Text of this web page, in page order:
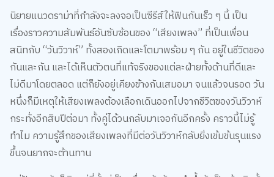
นิยายแนวดราม่าที่กำลังจะลงจอเป็นซีรีส์ให้ฟินกันเร็ว ๆ นี้ เป็น
เรื่องราวความสัมพันธ์อันซับซ้อนของ “เสียงเพลง” ที่เป็นเพื่อน
สนิทกับ “วันวิวาห์” ทั้งสองเกิดและโตมาพร้อม ๆ กัน อยู่ในชีวิตของ
กันและกัน และได้เห็นตัวตนที่แท้จริงของแต่ละฝ่ายทั้งด้านที่ดีและ
ไม่ดีมาโดยตลอด แต่ก็ยังอยู่เคียงข้างกันเสมอมา จนแล้วจนรอด วัน
หนึ่งก็มีเหตุให้เสียงเพลงต้องเลือกเดินออกไปจากชีวิตของวันวิวาห์
กระทั่งอีกสิบปีต่อมา ทั้งคู่ได้วนกลับมาเจอกันอีกครั้ง คราวนี้ไม่รู้
ทำไม ความรู้สึกของเสียงเพลงที่มีต่อวันวิวาห์กลับยิ่งเข้มข้นรุนแรง
ขึ้นจนยากจะต้านทาน